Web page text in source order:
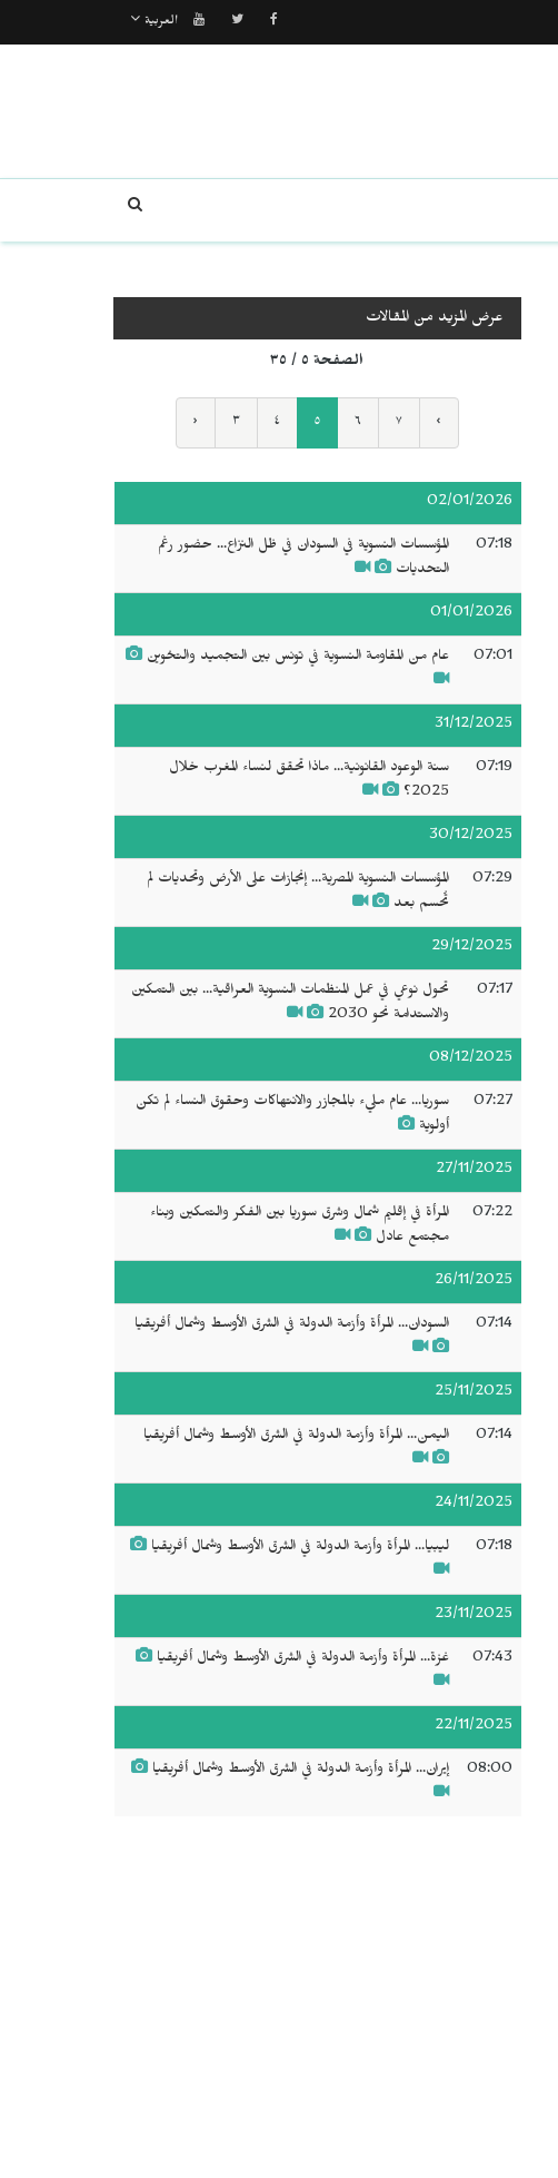
العربية
عرض المزيد من المقالات
الصفحة ٥ / ٣٥
‹ ٣ ٤ ٥ ٦ ٧ ›
02/01/2026
07:18
المؤسسات النسوية في السودان في ظل النزاع... حضور رغم
التحديات
01/01/2026
07:01 عام من المقاومة النسوية في تونس بين التجميد والتخوين
31/12/2025
07:19
سنة الوعود القانونية... ماذا تحقق لنساء المغرب خلال
2025؟
30/12/2025
07:29
المؤسسات النسوية المصرية... إنجازات على الأرض وتحديات لم
تُحسم بعد
29/12/2025
07:17
تحول نوعي في عمل المنظمات النسوية العراقية... بين التمكين
والاستدامة نحو 2030
08/12/2025
07:27
سوريا... عام مليء بالمجازر والانتهاكات وحقوق النساء لم تكن
أولوية
27/11/2025
07:22
المرأة في إقليم شمال وشرق سوريا بين الفكر والتمكين وبناء
مجتمع عادل
26/11/2025
07:14 السودان... المرأة وأزمة الدولة في الشرق الأوسط وشمال أفريقيا
25/11/2025
07:14 اليمن... المرأة وأزمة الدولة في الشرق الأوسط وشمال أفريقيا
24/11/2025
07:18 ليبيا... المرأة وأزمة الدولة في الشرق الأوسط وشمال أفريقيا
23/11/2025
07:43 غزة... المرأة وأزمة الدولة في الشرق الأوسط وشمال أفريقيا
22/11/2025
08:00 إيران... المرأة وأزمة الدولة في الشرق الأوسط وشمال أفريقيا